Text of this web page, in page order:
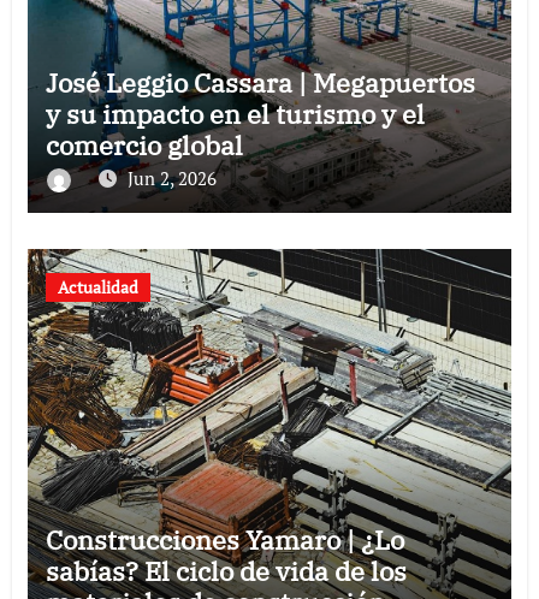
José Leggio Cassara | Megapuertos
y su impacto en el turismo y el
comercio global
Jun 2, 2026
Actualidad
Construcciones Yamaro | ¿Lo
sabías? El ciclo de vida de los